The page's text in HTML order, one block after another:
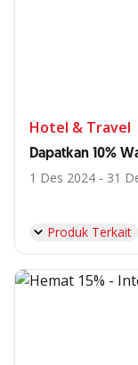
Hotel & Travel
Dapatkan 10%
1 Des 2024 - 31
Produk Terkait